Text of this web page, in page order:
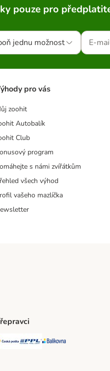
pouze pro
jednu možnost
pro vás
zoohit
Autobalík
Club
program
s námi zvířátkům
všech výhod
vašeho mazlíčka
Česká pošta Shipping Method
PPL Shipping Method
Balíkovna